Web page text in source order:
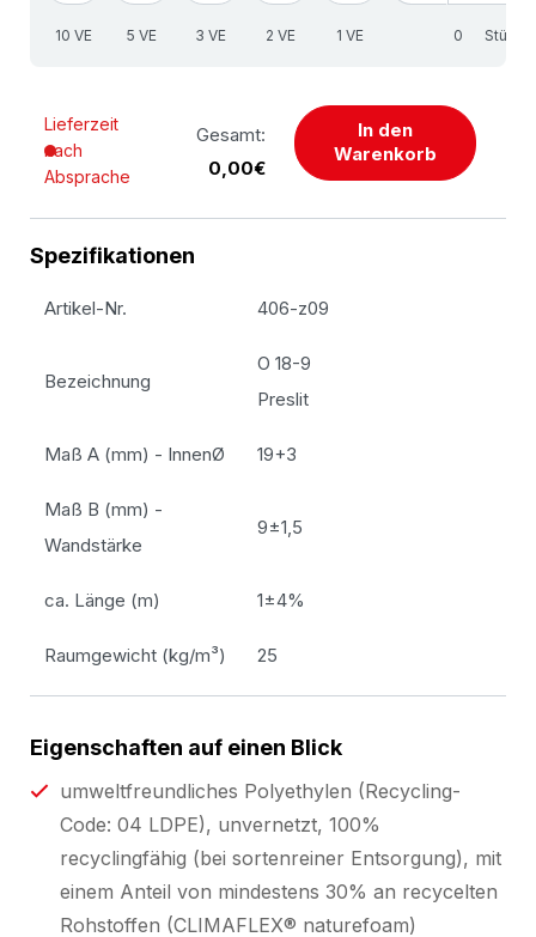
10 VE 5 VE 3 VE 2 VE 1 VE Stück
Lieferzeit
nach
Absprache
Gesamt:
0,00€
In den
Warenkorb
Spezifikationen
Artikel-Nr. 406-z09
Bezeichnung
O 18-9
Preslit
Maß A (mm) - InnenØ 19+3
Maß B (mm) -
Wandstärke
9±1,5
ca. Länge (m) 1±4%
Raumgewicht (kg/m³) 25
Eigenschaften auf einen Blick
umweltfreundliches Polyethylen (Recycling-
Code: 04 LDPE), unvernetzt, 100%
recyclingfähig (bei sortenreiner Entsorgung), mit
einem Anteil von mindestens 30% an recycelten
Rohstoffen (CLIMAFLEX® naturefoam)